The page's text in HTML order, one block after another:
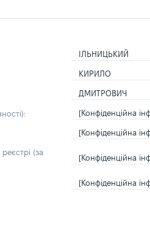
ІЛЬНИЦЬКИЙ
КИРИЛО
ДМИТРОВИЧ
[Конфіденційна
[Конфіденційна
(за
[Конфіденційна
[Конфіденційна